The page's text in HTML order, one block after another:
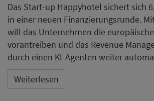
Das Start-up Happyhotel sichert sich
in einer neuen Finanzierungsrunde.
will das Unternehmen die
vorantreiben und das Revenue
durch einen KI-Agenten weiter
Weiterlesen